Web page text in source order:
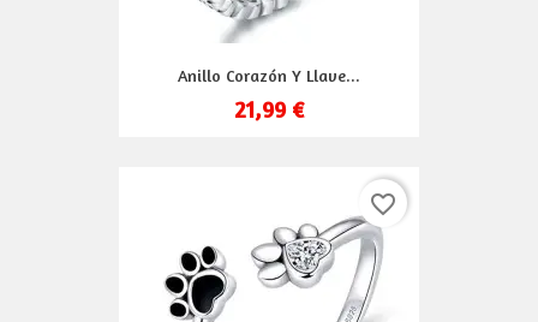
Anillo Corazón Y Llave...
21,99 €
favorite_border